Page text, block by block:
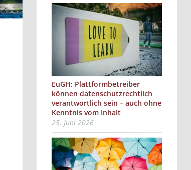
EuGH: Plattformbetreiber
können datenschutzrechtlich
verantwortlich sein – auch ohne
Kenntnis vom Inhalt
25. Juni 2026